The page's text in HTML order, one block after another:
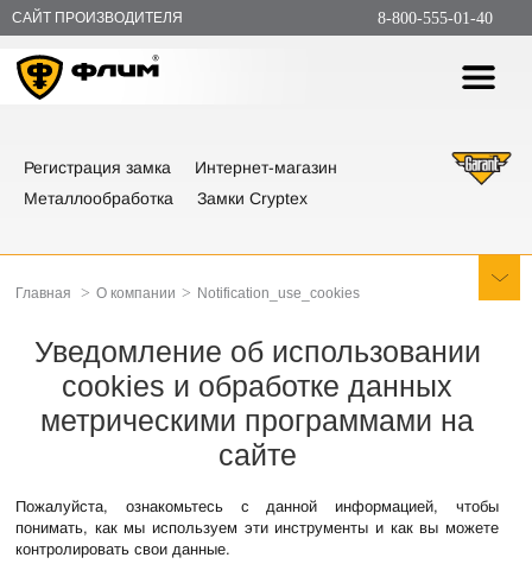
САЙТ ПРОИЗВОДИТЕЛЯ 8-800-555-01-40
Регистрация замка
Интернет-магазин
Металлообработка
Замки Cryptex
Главная > О компании > Notification_use_cookies
Уведомление об использовании
cookies и обработке данных
метрическими программами на
сайте
Пожалуйста, ознакомьтесь с данной информацией, чтобы
понимать, как мы используем эти инструменты и как вы можете
контролировать свои данные.